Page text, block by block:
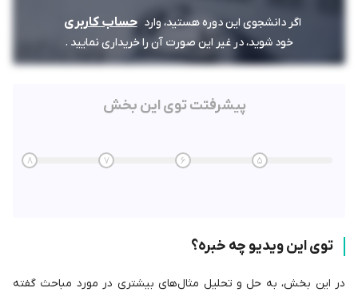
اگر دانشجوی این دوره هستید، وارد حساب کاربری
خود شوید، در غیر این صورت آن را خریداری نمایید .
پیشرفتت توی این بخش
5
6
7
8
توی این ویدیو چه خبره؟
در این بخش، به حل و تحلیل مثال‌های بیشتری در مورد مباحث گفته